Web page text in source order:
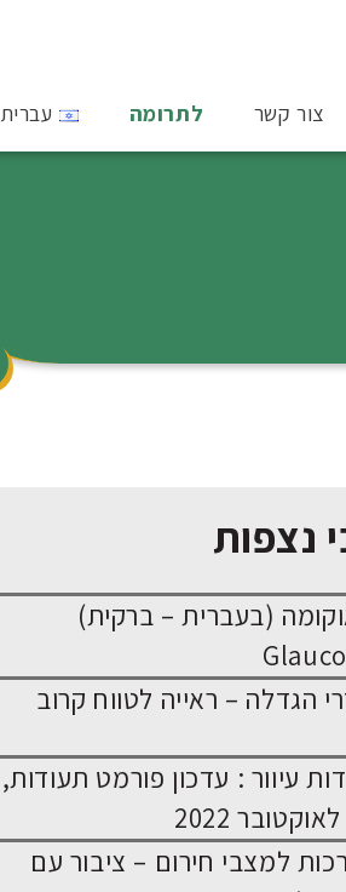
צור קשר לתרומה עברית
נצפות
(בעברית – ברקית)
הגדלה – ראייה לטווח קרוב
עיוור : עדכון פורמט תעודות,
2022
למצבי חירום – ציבור עם